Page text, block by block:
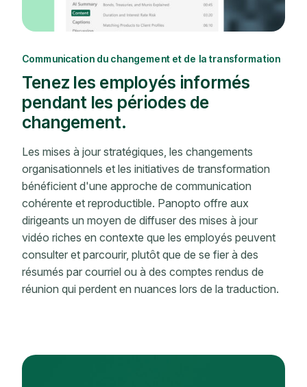
Communication du changement et de la transformation
Tenez les employés informés
pendant les périodes de
changement.
Les mises à jour stratégiques, les changements
organisationnels et les initiatives de transformation
bénéficient d'une approche de communication
cohérente et reproductible. Panopto offre aux
dirigeants un moyen de diffuser des mises à jour
vidéo riches en contexte que les employés peuvent
consulter et parcourir, plutôt que de se fier à des
résumés par courriel ou à des comptes rendus de
réunion qui perdent en nuances lors de la traduction.